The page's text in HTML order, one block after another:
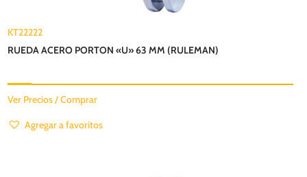
KT22222
RUEDA ACERO PORTON «U» 63 MM (RULEMAN)
Ver Precios / Comprar
Agregar a favoritos